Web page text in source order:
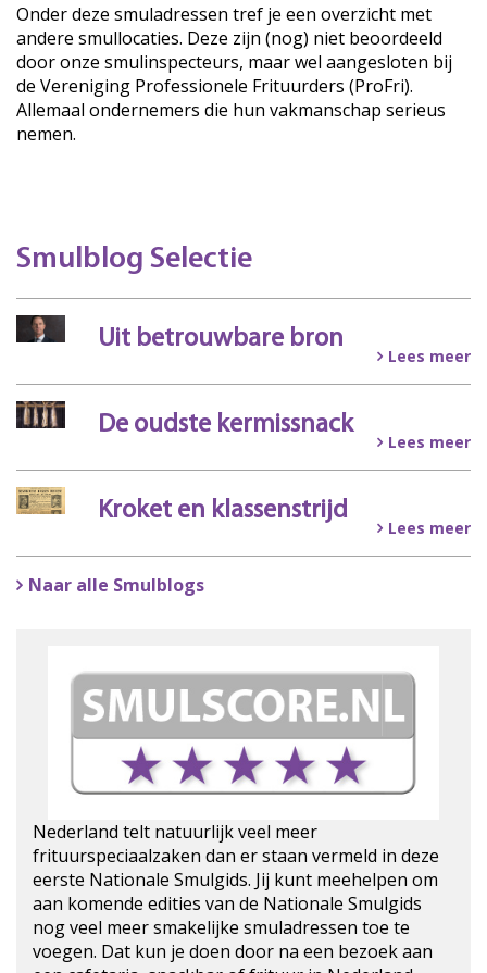
Onder deze smuladressen tref je een overzicht met
andere smullocaties. Deze zijn (nog) niet beoordeeld
door onze smulinspecteurs, maar wel aangesloten bij
de Vereniging Professionele Frituurders (ProFri).
Allemaal ondernemers die hun vakmanschap serieus
nemen.
Smulblog Selectie
Uit betrouwbare bron
Lees meer
De oudste kermissnack
Lees meer
Kroket en klassenstrijd
Lees meer
Naar alle Smulblogs
Nederland telt natuurlijk veel meer
frituurspeciaalzaken dan er staan vermeld in deze
eerste Nationale Smulgids. Jij kunt meehelpen om
aan komende edities van de Nationale Smulgids
nog veel meer smakelijke smuladressen toe te
voegen. Dat kun je doen door na een bezoek aan